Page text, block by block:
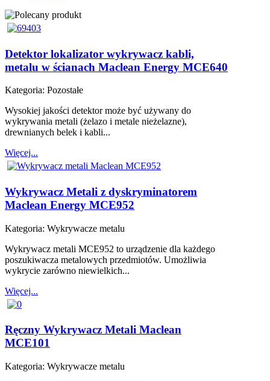
Detektor lokalizator wykrywacz kabli,
metalu w ścianach Maclean Energy MCE640
Kategoria: Pozostałe
Wysokiej jakości detektor może być używany do
wykrywania metali (żelazo i metale nieżelazne),
drewnianych belek i kabli...
Więcej...
Wykrywacz Metali z dyskryminatorem
Maclean Energy MCE952
Kategoria: Wykrywacze metalu
Wykrywacz metali MCE952 to urządzenie dla każdego
poszukiwacza metalowych przedmiotów. Umożliwia
wykrycie zarówno niewielkich...
Więcej...
Ręczny Wykrywacz Metali Maclean
MCE101
Kategoria: Wykrywacze metalu